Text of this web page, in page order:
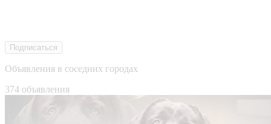
Подписаться
Объявления в соседних городах
374 объявления